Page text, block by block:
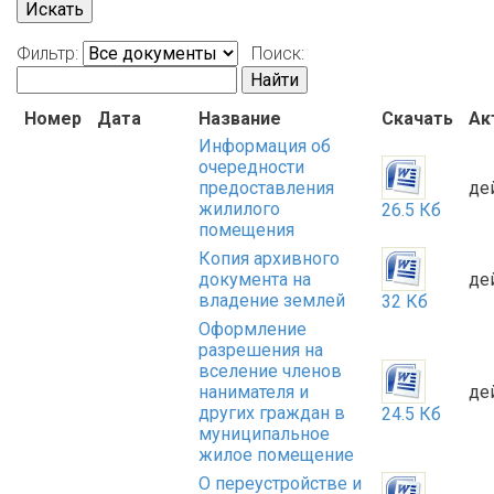
Искать
Фильтр:
Поиск:
Найти
Номер
Дата Название Скачать
Информация об
очередности
предоставления
жилилого
помещения
26.5 Кб
Копия архивного
документа на
владение землей
32 Кб
Оформление
разрешения на
вселение членов
нанимателя и
других граждан в
муниципальное
жилое помещение
24.5 Кб
О переустройстве и